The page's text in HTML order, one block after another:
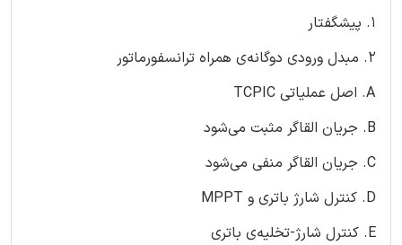
1. پیشگفتار
2. مبدل ورودی دوگانه‌ی همراه ترانسفورماتور
A. اصل عملیاتی TCPIC
B. جریان القاگر مثبت می‌شود
C. جریان القاگر منفی می‌شود
D. کنترل شارژ باتری و MPPT
E. کنترل شارژ-تخلیه‌ی باتری